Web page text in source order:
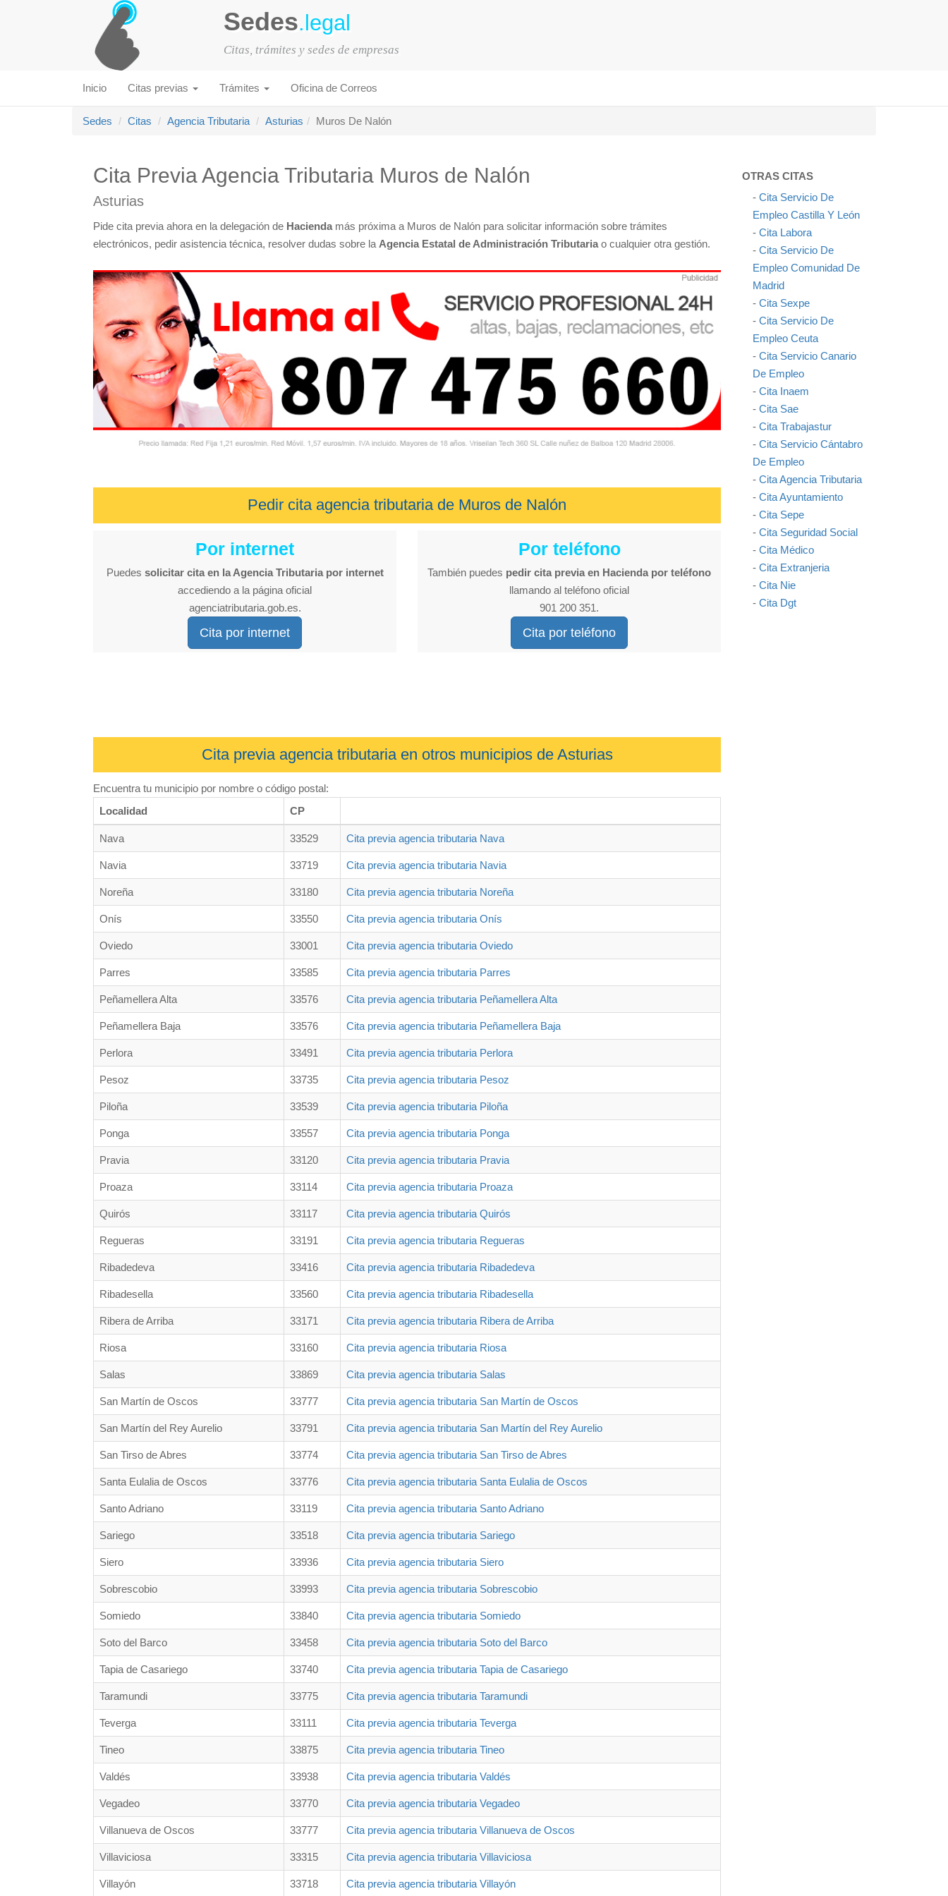
Sedes.legal
Citas, trámites y sedes de empresas
Inicio Citas previas Trámites Oficina de Correos
Sedes Citas Agencia Tributaria Asturias Muros De Nalón
Cita Previa Agencia Tributaria Muros de Nalón
Asturias
Pide cita previa ahora en la delegación de Hacienda más próxima a Muros de Nalón para solicitar información sobre trámites
electrónicos, pedir asistencia técnica, resolver dudas sobre la Agencia Estatal de Administración Tributaria o cualquier otra gestión.
Pedir cita agencia tributaria de Muros de Nalón
Por internet
Puedes solicitar cita en la Agencia Tributaria por internet
accediendo a la página oficial
agenciatributaria.gob.es.
Cita por internet
Por teléfono
También puedes pedir cita previa en Hacienda por teléfono
llamando al teléfono oficial
901 200 351.
Cita por teléfono
Cita previa agencia tributaria en otros municipios de Asturias
Encuentra tu municipio por nombre o código postal:
Localidad
CP
Nava 33529 Cita previa agencia tributaria Nava
Navia 33719 Cita previa agencia tributaria Navia
Noreña 33180 Cita previa agencia tributaria Noreña
Onís 33550 Cita previa agencia tributaria Onís
Oviedo 33001 Cita previa agencia tributaria Oviedo
Parres 33585 Cita previa agencia tributaria Parres
Peñamellera Alta 33576 Cita previa agencia tributaria Peñamellera Alta
Peñamellera Baja 33576 Cita previa agencia tributaria Peñamellera Baja
Perlora 33491 Cita previa agencia tributaria Perlora
Pesoz 33735 Cita previa agencia tributaria Pesoz
Piloña 33539 Cita previa agencia tributaria Piloña
Ponga 33557 Cita previa agencia tributaria Ponga
Pravia 33120 Cita previa agencia tributaria Pravia
Proaza 33114 Cita previa agencia tributaria Proaza
Quirós 33117 Cita previa agencia tributaria Quirós
Regueras 33191 Cita previa agencia tributaria Regueras
Ribadedeva 33416 Cita previa agencia tributaria Ribadedeva
Ribadesella 33560 Cita previa agencia tributaria Ribadesella
Ribera de Arriba 33171 Cita previa agencia tributaria Ribera de Arriba
Riosa 33160 Cita previa agencia tributaria Riosa
Salas 33869 Cita previa agencia tributaria Salas
San Martín de Oscos 33777 Cita previa agencia tributaria San Martín de Oscos
San Martín del Rey Aurelio 33791 Cita previa agencia tributaria San Martín del Rey Aurelio
San Tirso de Abres 33774 Cita previa agencia tributaria San Tirso de Abres
Santa Eulalia de Oscos 33776 Cita previa agencia tributaria Santa Eulalia de Oscos
Santo Adriano 33119 Cita previa agencia tributaria Santo Adriano
Sariego 33518 Cita previa agencia tributaria Sariego
Siero 33936 Cita previa agencia tributaria Siero
Sobrescobio 33993 Cita previa agencia tributaria Sobrescobio
Somiedo 33840 Cita previa agencia tributaria Somiedo
Soto del Barco 33458 Cita previa agencia tributaria Soto del Barco
Tapia de Casariego 33740 Cita previa agencia tributaria Tapia de Casariego
Taramundi 33775 Cita previa agencia tributaria Taramundi
Teverga 33111 Cita previa agencia tributaria Teverga
Tineo 33875 Cita previa agencia tributaria Tineo
Valdés 33938 Cita previa agencia tributaria Valdés
Vegadeo 33770 Cita previa agencia tributaria Vegadeo
Villanueva de Oscos 33777 Cita previa agencia tributaria Villanueva de Oscos
Villaviciosa 33315 Cita previa agencia tributaria Villaviciosa
Villayón 33718 Cita previa agencia tributaria Villayón
OTRAS CITAS
- Cita Servicio De
Empleo Castilla Y León
- Cita Labora
- Cita Servicio De
Empleo Comunidad De
Madrid
- Cita Sexpe
- Cita Servicio De
Empleo Ceuta
- Cita Servicio Canario
De Empleo
- Cita Inaem
- Cita Sae
- Cita Trabajastur
- Cita Servicio Cántabro
De Empleo
- Cita Agencia Tributaria
- Cita Ayuntamiento
- Cita Sepe
- Cita Seguridad Social
- Cita Médico
- Cita Extranjeria
- Cita Nie
- Cita Dgt